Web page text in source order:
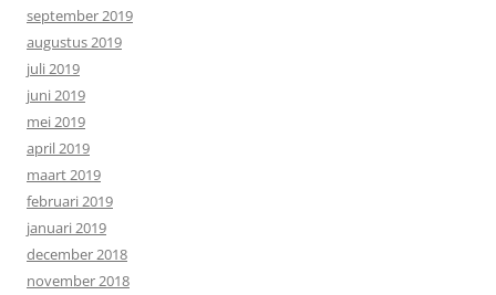
september 2019
augustus 2019
juli 2019
juni 2019
mei 2019
april 2019
maart 2019
februari 2019
januari 2019
december 2018
november 2018